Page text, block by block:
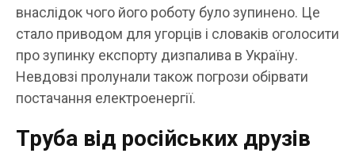
внаслідок чого його роботу було зупинено. Це
стало приводом для угорців і словаків оголосити
про зупинку експорту дизпалива в Україну.
Невдовзі пролунали також погрози обірвати
постачання електроенергії.
Труба від російських друзів